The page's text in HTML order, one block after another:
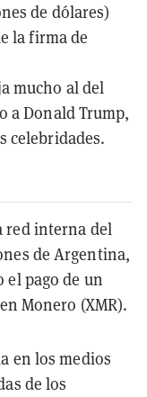
de dólares)
la firma de
mucho al del
a Donald Trump,
celebridades.
red interna del
de Argentina,
el pago de un
Monero (XMR).
en los medios
de los